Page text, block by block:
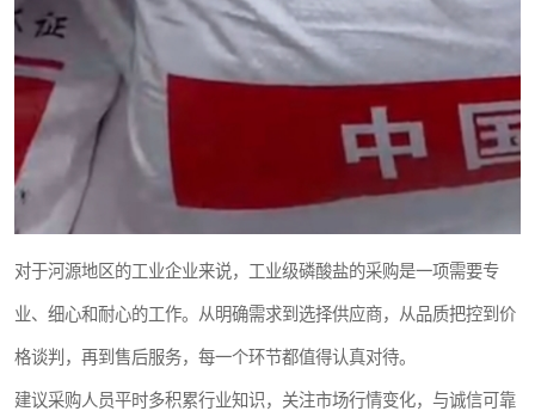
对于河源地区的工业企业来说，工业级磷酸盐的采购是一项需要专
业、细心和耐心的工作。从明确需求到选择供应商，从品质把控到价
格谈判，再到售后服务，每一个环节都值得认真对待。
建议采购人员平时多积累行业知识，关注市场行情变化，与诚信可靠